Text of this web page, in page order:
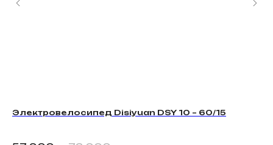
Электровелосипед Disiyuan DSY 10 – 60/15